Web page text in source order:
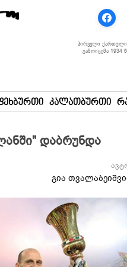
პირველი
გამოიცემა 1934
კალათბურთი
დაბრუნდა
გია